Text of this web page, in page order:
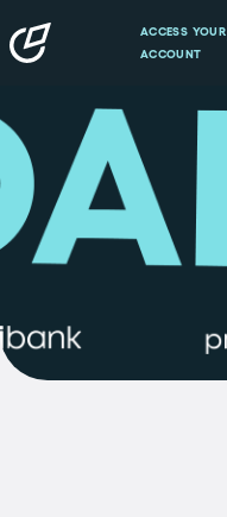
ACCESS YOUR
ACCOUNT